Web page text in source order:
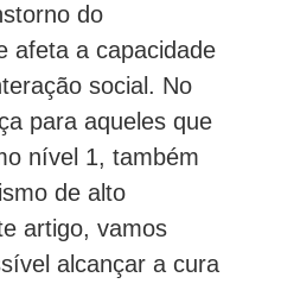
do
afeta a capacidade
social. No
para aqueles que
nível 1, também
de alto
artigo, vamos
alcançar a cura